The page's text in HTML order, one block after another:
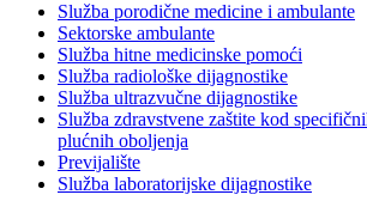
Služba porodične medicine i ambulante
Sektorske ambulante
Služba hitne medicinske pomoći
Služba radiološke dijagnostike
Služba ultrazvučne dijagnostike
Služba zdravstvene zaštite kod
plućnih oboljenja
Previjalište
Služba laboratorijske dijagnostike